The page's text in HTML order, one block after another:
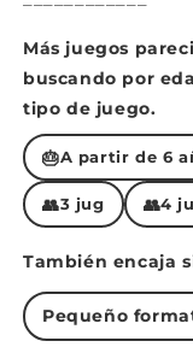
Más juegos
buscando por
tipo de juego.
🎂A partir de 6
👥3 jug 👥4
También encaja
Pequeño